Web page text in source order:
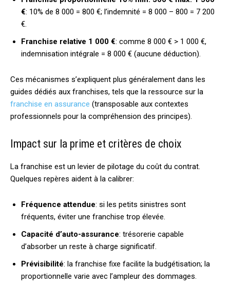
€: 10% de 8 000 = 800 €; l’indemnité = 8 000 – 800 = 7 200
€.
Franchise relative 1 000 €: comme 8 000 € > 1 000 €,
indemnisation intégrale = 8 000 € (aucune déduction).
Ces mécanismes s’expliquent plus généralement dans les
guides dédiés aux franchises, tels que la ressource sur la
franchise en assurance (transposable aux contextes
professionnels pour la compréhension des principes).
Impact sur la prime et critères de choix
La franchise est un levier de pilotage du coût du contrat.
Quelques repères aident à la calibrer:
Fréquence attendue: si les petits sinistres sont
fréquents, éviter une franchise trop élevée.
Capacité d’auto-assurance: trésorerie capable
d’absorber un reste à charge significatif.
Prévisibilité: la franchise fixe facilite la budgétisation; la
proportionnelle varie avec l’ampleur des dommages.